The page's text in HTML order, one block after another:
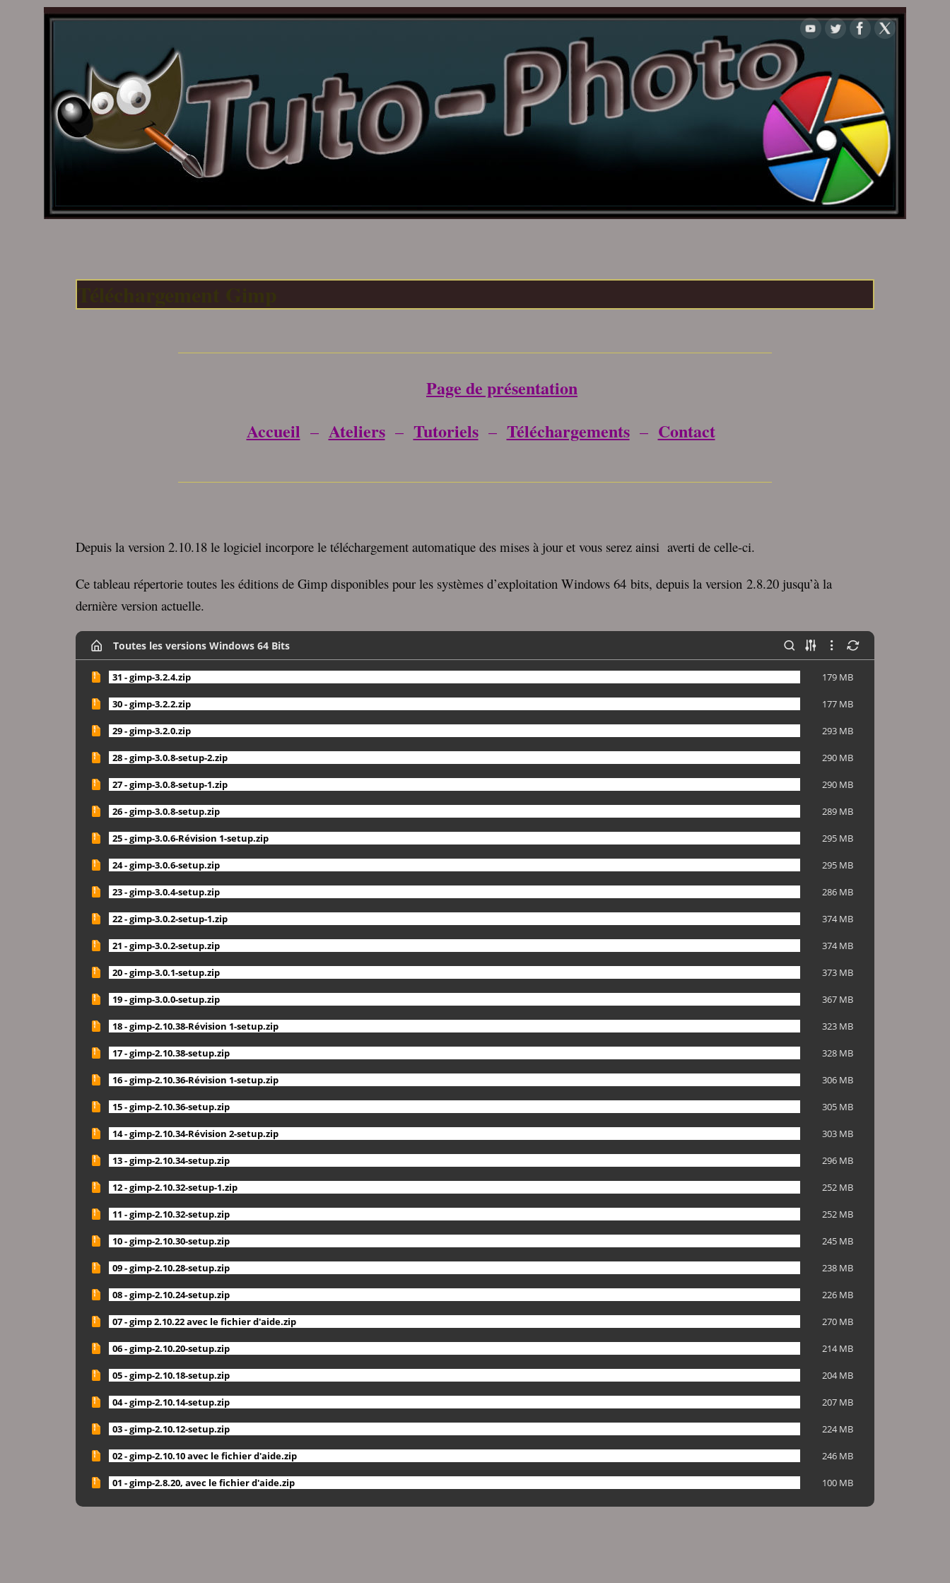
Page de présentation
Accueil – Ateliers– Tutoriels– Téléchargements– Contact
Depuis la version 2.10.18 le logiciel incorpore le téléchargement automatique des mises à jour et vous serez ainsi averti de celle-ci.
Ce tableau répertorie toutes les éditions de Gimp disponibles pour les systèmes d’exploitation Windows 64 bits, depuis la version 2.8.20 jusqu’à la
dernière version actuelle.
Toutes les versions Windows 64 Bits
31 - gimp-3.2.4.zip 179 MB
30 - gimp-3.2.2.zip 177 MB
29 - gimp-3.2.0.zip 293 MB
28 - gimp-3.0.8-setup-2.zip 290 MB
27 - gimp-3.0.8-setup-1.zip 290 MB
26 - gimp-3.0.8-setup.zip 289 MB
25 - gimp-3.0.6-Révision 1-setup.zip 295 MB
24 - gimp-3.0.6-setup.zip 295 MB
23 - gimp-3.0.4-setup.zip 286 MB
22 - gimp-3.0.2-setup-1.zip 374 MB
21 - gimp-3.0.2-setup.zip 374 MB
20 - gimp-3.0.1-setup.zip 373 MB
19 - gimp-3.0.0-setup.zip 367 MB
18 - gimp-2.10.38-Révision 1-setup.zip 323 MB
17 - gimp-2.10.38-setup.zip 328 MB
16 - gimp-2.10.36-Révision 1-setup.zip 306 MB
15 - gimp-2.10.36-setup.zip 305 MB
14 - gimp-2.10.34-Révision 2-setup.zip 303 MB
13 - gimp-2.10.34-setup.zip 296 MB
12 - gimp-2.10.32-setup-1.zip 252 MB
11 - gimp-2.10.32-setup.zip 252 MB
10 - gimp-2.10.30-setup.zip 245 MB
09 - gimp-2.10.28-setup.zip 238 MB
08 - gimp-2.10.24-setup.zip 226 MB
07 - gimp 2.10.22 avec le fichier d'aide.zip 270 MB
06 - gimp-2.10.20-setup.zip 214 MB
05 - gimp-2.10.18-setup.zip 204 MB
04 - gimp-2.10.14-setup.zip 207 MB
03 - gimp-2.10.12-setup.zip 224 MB
02 - gimp-2.10.10 avec le fichier d'aide.zip 246 MB
01 - gimp-2.8.20, avec le fichier d'aide.zip 100 MB